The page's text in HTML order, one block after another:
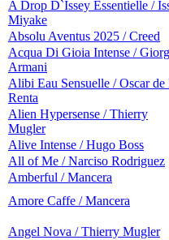
A Drop D`Issey Essentielle /
Miyake
Absolu Aventus 2025 / Creed
Acqua Di Gioia Intense /
Armani
Alibi Eau Sensuelle / Oscar de
Renta
Alien Hypersense / Thierry
Mugler
Alive Intense / Hugo Boss
All of Me / Narciso Rodriguez
Amberful / Mancera
Amore Caffe / Mancera
Angel Nova / Thierry Mugler